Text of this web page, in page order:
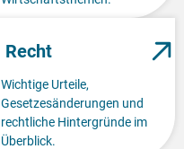
Recht
Wichtige Urteile,
Gesetzesänderungen und
rechtliche Hintergründe im
Überblick.